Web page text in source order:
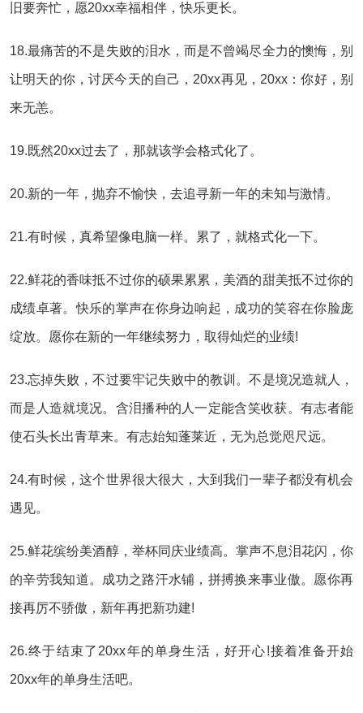
旧要奔忙，愿20xx幸福相伴，快乐更长。
18.最痛苦的不是失败的泪水，而是不曾竭尽全力的懊悔，别
让明天的你，讨厌今天的自己，20xx再见，20xx：你好，别
来无恙。
19.既然20xx过去了，那就该学会格式化了。
20.新的一年，抛弃不愉快，去追寻新一年的未知与激情。
21.有时候，真希望像电脑一样。累了，就格式化一下。
22.鲜花的香味抵不过你的硕果累累，美酒的甜美抵不过你的
成绩卓著。快乐的掌声在你身边响起，成功的笑容在你脸庞
绽放。愿你在新的一年继续努力，取得灿烂的业绩!
23.忘掉失败，不过要牢记失败中的教训。不是境况造就人，
而是人造就境况。含泪播种的人一定能含笑收获。有志者能
使石头长出青草来。有志始知蓬莱近，无为总觉咫尺远。
24.有时候，这个世界很大很大，大到我们一辈子都没有机会
遇见。
25.鲜花缤纷美酒醇，举杯同庆业绩高。掌声不息泪花闪，你
的辛劳我知道。成功之路汗水铺，拼搏换来事业傲。愿你再
接再厉不骄傲，新年再把新功建!
26.终于结束了20xx年的单身生活，好开心!接着准备开始
20xx年的单身生活吧。